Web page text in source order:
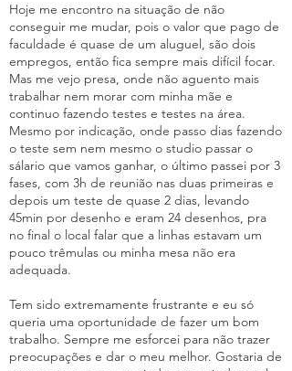
Hoje me encontro na situação de não
conseguir me mudar, pois o valor que pago de
faculdade é quase de um aluguel, são dois
empregos, então fica sempre mais difícil focar.
Mas me vejo presa, onde não aguento mais
trabalhar nem morar com minha mãe e
continuo fazendo testes e testes na área.
Mesmo por indicação, onde passo dias fazendo
o teste sem nem mesmo o studio passar o
sálario que vamos ganhar, o último passei por 3
fases, com 3h de reunião nas duas primeiras e
depois um teste de quase 2 dias, levando
45min por desenho e eram 24 desenhos, pra
no final o local falar que a linhas estavam um
pouco trêmulas ou minha mesa não era
adequada.
Tem sido extremamente frustrante e eu só
queria uma oportunidade de fazer um bom
trabalho. Sempre me esforcei para não trazer
preocupações e dar o meu melhor. Gostaria de